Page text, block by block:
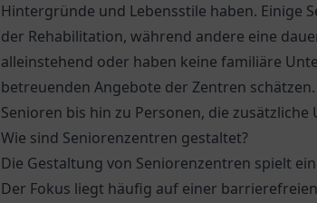
Hintergründe und Lebensstile haben. Einige
der Rehabilitation, während andere eine
alleinstehend oder haben keine familiäre
betreuenden Angebote der Zentren
Senioren bis hin zu Personen, die
Wie sind Seniorenzentren gestaltet?
Die Gestaltung von Seniorenzentren spielt
Der Fokus liegt häufig auf einer